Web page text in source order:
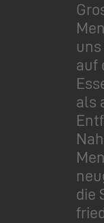
auf
als
die